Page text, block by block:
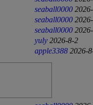
seaball0000
seaball0000
seaball0000
yuly 2026-8-2
apple3388 2026-